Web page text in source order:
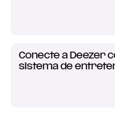
Conecte a Deezer
sistema de